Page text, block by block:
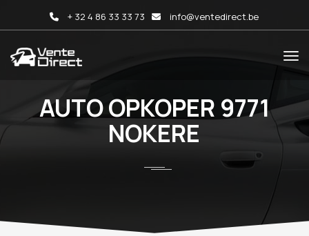
+ 32 4 86 33 33 73 info@ventedirect.be
AUTO OPKOPER 9771
NOKERE